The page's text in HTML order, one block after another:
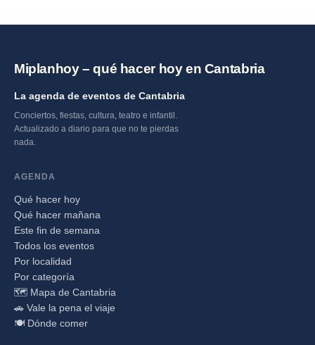
Miplanhoy – qué hacer hoy en Cantabria
La agenda de eventos de Cantabria
Conciertos, fiestas, cultura, teatro e infantil.
Actualizado a diario para que no te pierdas
nada.
AGENDA
Qué hacer hoy
Qué hacer mañana
Este fin de semana
Todos los eventos
Por localidad
Por categoría
🗺️ Mapa de Cantabria
🚗 Vale la pena el viaje
🍽️ Dónde comer